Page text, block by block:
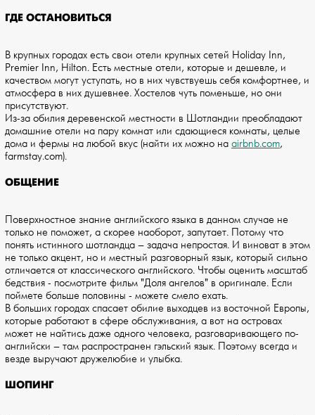
ГДЕ ОСТАНОВИТЬСЯ
В крупных городах есть свои отели крупных сетей Holiday Inn,
Premier Inn, Hilton. Есть местные отели, которые и дешевле, и
качеством могут уступать, но в них чувствуешь себя комфортнее, и
атмосфера в них душевнее. Хостелов чуть поменьше, но они
присутствуют.
Из-за обилия деревенской местности в Шотландии преобладают
домашние отели на пару комнат или сдающиеся комнаты, целые
дома и фермы на любой вкус (найти их можно на airbnb.com,
farmstay.com).
ОБЩЕНИЕ
Поверхностное знание английского языка в данном случае не
только не поможет, а скорее наоборот, запутает. Потому что
понять истинного шотландца – задача непростая. И виноват в этом
не только акцент, но и местный разговорный язык, который сильно
отличается от классического английского. Чтобы оценить масштаб
бедствия - посмотрите фильм "Доля ангелов" в оригинале. Если
поймете больше половины - можете смело ехать.
В больших городах спасает обилие выходцев из восточной Европы,
которые работают в сфере обслуживания, а вот на островах
может не найтись даже одного человека, разговаривающего по-
английски – там распространен гэльский язык. Поэтому всегда и
везде выручают дружелюбие и улыбка.
ШОПИНГ